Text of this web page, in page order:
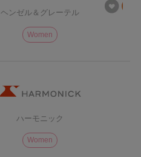
ヘンゼル＆グレーテル
Women
ハーモニック
Women